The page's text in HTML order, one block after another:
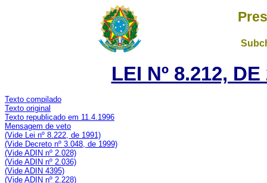
LEI Nº 8.212,
Texto compilado
Texto original
Texto republicado em 11.4.1996
Mensagem de veto
(Vide Lei nº 8.222, de 1991)
(Vide Decreto nº 3.048, de 1999)
(Vide ADIN nº 2.028)
(Vide ADIN nº 2.036)
(Vide ADIN 4395)
(Vide ADIN nº 2.228)